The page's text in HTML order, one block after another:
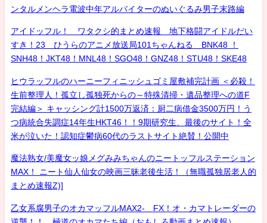
ンタルメンヘラ電波中年アルバイターのぬいぐるみ男子末路編
アイドッフル！ ワタクシ的まとめ速報 地下格闘アイドルだい
すき！23 ひうらのアニメ放送局101ちゃんねる BNK48 ！
SNH48！JKT48！MNL48！SGO48！GNZ48！STU48！SKE48
ヒウラッフルのハーニーフィニッシュゴミ屋敷補完計画 ＜必殺！
生前整理人！孤立し孤独死からの～特殊清掃・遺品整理への道F
完結編＞ キャッシング計1500万返済：厨二病借金3500万円！う
つ病統合失調症14年生HKT46！！9期研究生、最後のサイト！全
米が泣いた！認知症鬱病60代のラストサイト絶賛！公開中
魔法熟女/美魔女ッ娘メグみみちゃんのニートッフルステーション
MAX！ ニート仙人仙女の映画三昧老後生活！（無職孤独居老人的
まとめ速報Z)]
乙女系腐男子のオカマッフルMAX2- FX！オ・カマトレーダーの